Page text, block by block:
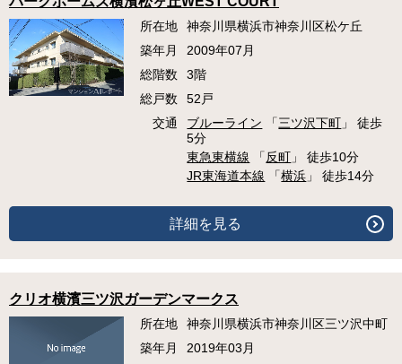
所在地
神奈川県横浜市神奈川区松ケ丘
築年月
2009年07月
総階数
3階
総戸数
52戸
交通
ブルーライン 「三ツ沢下町 」 徒歩
5分
東急東横線 「 反町 」 徒歩10分
JR東海道本線 「横浜 」 徒歩14分
詳細を見る
クリオ横濱三ツ沢ガーデンマークス
所在地
神奈川県横浜市神奈川区三ツ沢中町
築年月
2019年03月